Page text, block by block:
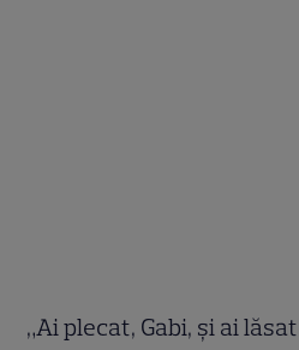
„Ai plecat, Gabi, și ai